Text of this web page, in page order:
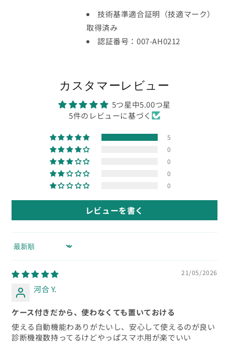
技術基準適合証明（技適マーク）
取得済み
認証番号：007-AH0212
カスタマーレビュー
5つ星中5.00つ星
5件のレビューに基づく
5
0
0
0
0
レビューを書く
Sort by
21/05/2026
河合 Y.
ケース付きだから、使わなくても置いておける
使える自動機能わありがたいし、安心して使えるのが良い
診断機複数持ってるけどやっぱスマホ用が楽でいい